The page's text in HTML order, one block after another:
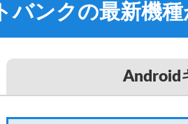
バンクの最新機種
Android